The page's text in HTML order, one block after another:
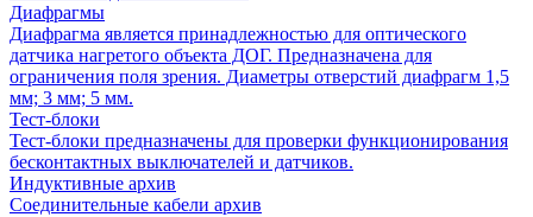
Диафрагмы
Диафрагма является принадлежностью для оптического
датчика нагретого объекта ДОГ. Предназначена для
ограничения поля зрения. Диаметры отверстий диафрагм 1,5
мм; 3 мм; 5 мм.
Тест-блоки
Тест-блоки предназначены для проверки функционирования
бесконтактных выключателей и датчиков.
Индуктивные архив
Соединительные кабели архив